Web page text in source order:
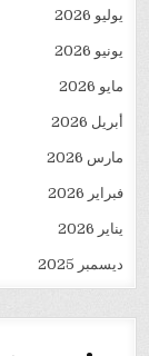
يوليو 2026
يونيو 2026
مايو 2026
أبريل 2026
مارس 2026
فبراير 2026
يناير 2026
ديسمبر 2025